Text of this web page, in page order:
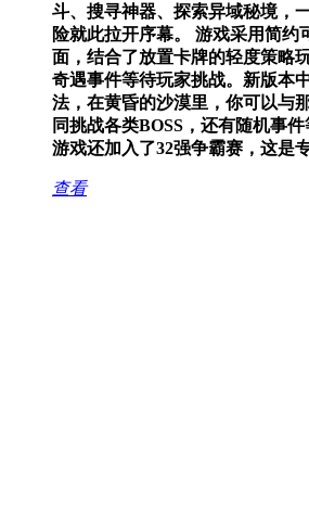
斗、搜寻神器、探索异域秘境，
险就此拉开序幕。 游戏采用简约
面，结合了放置卡牌的轻度策略
奇遇事件等待玩家挑战。新版本
法，在黄昏的沙漠里，你可以与
同挑战各类BOSS，还有随机事
游戏还加入了32强争霸赛，这是
查看